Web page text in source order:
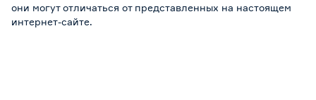
они могут отличаться от представленных на настоящем
интернет-сайте.